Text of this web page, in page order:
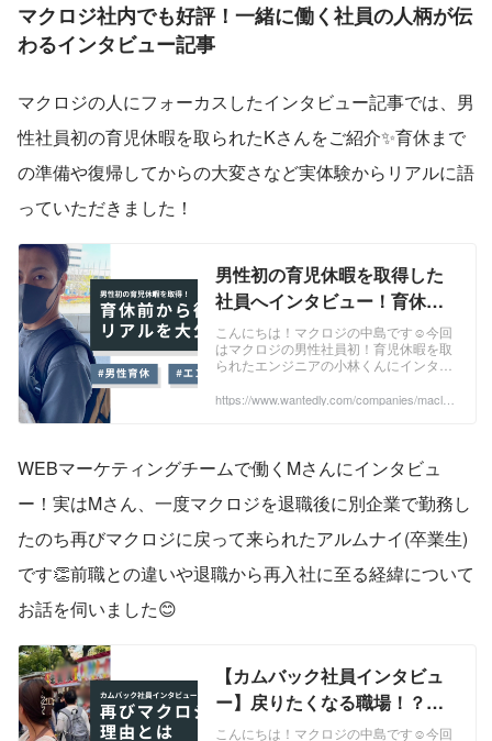
マクロジ社内でも好評！一緒に働く社員の人柄が伝
わるインタビュー記事
マクロジの人にフォーカスしたインタビュー記事では、男
性社員初の育児休暇を取られたKさんをご紹介✨育休まで
の準備や復帰してからの大変さなど実体験からリアルに語
っていただきました！
男性初の育児休暇を取得した
社員へインタビュー！育休前
から復帰後のリアルを大公開✨
| キャリア採用者の声
こんにちは！マクロジの中島です☺今回
はマクロジの男性社員初！育児休暇を取
られたエンジニアの小林くんにインタビ
までの準備や復帰してからの大変さなど
https://www.wantedly.com/companies/maclog
WEBマーケティングチームで働くMさんにインタビュ
ー！実はMさん、一度マクロジを退職後に別企業で勤務し
たのち再びマクロジに戻って来られたアルムナイ(卒業生)
です👏前職との違いや退職から再入社に至る経緯について
お話を伺いました😊
【カムバック社員インタビュ
ー】戻りたくなる職場！？再
びマクロジを選んだ理由とは |
こんにちは！マクロジの中島です☺今回